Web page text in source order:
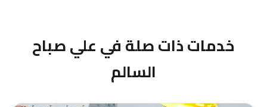
خدمات ذات صلة في علي صباح
السالم